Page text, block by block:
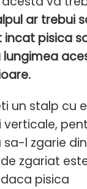
ar trebui
incat pisica
un stalp cu
verticale,
l zgarie
zgariat
pisica